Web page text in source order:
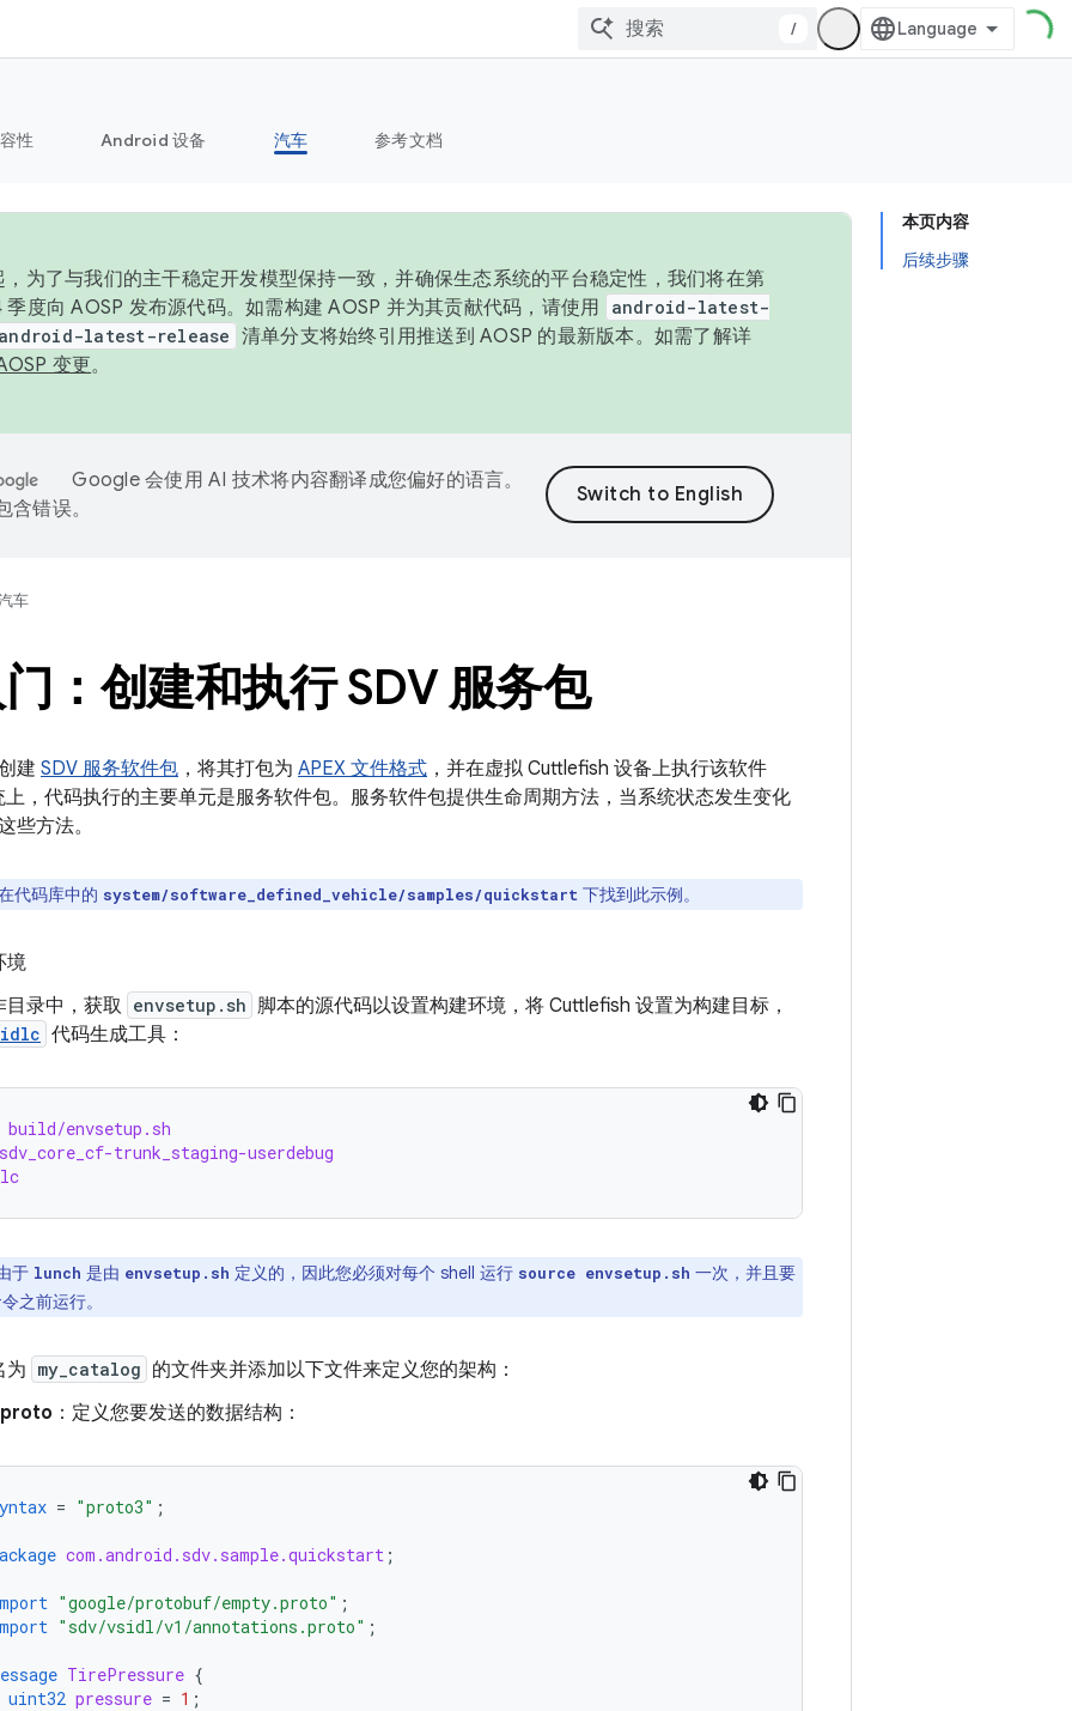
/
性 Android 设备 汽车 参考文档
本页内容
后续步骤
，为了与我们的主干稳定开发模型保持一致，并确保生态系统的平台稳定性，我们将在第
季度向 AOSP 发布源代码。如需构建 AOSP 并为其贡献代码，请使用
android-latest-
android-latest-release 清单分支将始终引用推送到 AOSP 的最新版本。如需了解详
变更。
Google 会使用 AI 技术将内容翻译成您偏好的语言。
含错误。
车
：创建和执行 SDV 服务包
建 SDV 服务软件包 ，将其打包为 APEX 文件格式 ，并在虚拟 Cuttlefish 设备上执行该软件
上，代码执行的主要单元是服务软件包。服务软件包提供生命周期方法，当系统状态发生变化
些方法。
代码库中的 system/software_defined_vehicle/samples/quickstart 下找到此示例。
境
目录中，获取 envsetup.sh 脚本的源代码以设置构建环境，将 Cuttlefish 设置为构建目标，
代码生成工具：
build/envsetup.sh
trunk_staging-userdebug
于 lunch 是由 envsetup.sh 定义的，因此您必须对每个 shell 运行 source envsetup.sh 一次，并且要
之前运行。
为 my_catalog 的文件夹并添加以下文件来定义您的架构：
：定义您要发送的数据结构：
= "proto3" ;
com.android.sdv.sample.quickstart ;
"google/protobuf/empty.proto" ;
"sdv/vsidl/v1/annotations.proto" ;
TirePressure {
uint32 pressure = 1 ;